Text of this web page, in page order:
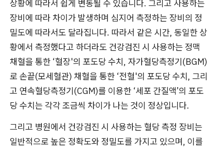
상황에 따라서 쉽게 변동될 수 있습니다. 그리고 사용하는
장비에 따라 차이가 발생하며 심지어 측정하는 장비의 정
밀도에 따라서도 달라집니다. 따라서 같은 시간, 동일한 상
황에서 측정했다고 하더라도 건강검진 시 사용하는 정맥
채혈을 통한 ‘혈장'의 포도당 수치, 자가혈당측정기(BGM)
로 손끝(모세혈관) 채혈을 통한 ‘전혈'의 포도당 수치, 그리
고 연속혈당측정기(CGM)를 이용한 ‘세포 간질액’의 포도
당 수치는 각각 조금씩 차이가 나는 것이 정상입니다.
그리고 병원에서 건강검진 시 사용하는 혈당 측정 장비는
일반적으로 높은 정확도와 정밀도를 가지고 있으며, 이를